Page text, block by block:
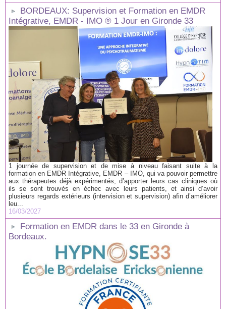
BORDEAUX: Supervision et Formation en EMDR
Intégrative, EMDR - IMO ® 1 Jour en Gironde 33
1 journée de supervision et de mise à niveau faisant suite à la
formation en EMDR Intégrative, EMDR – IMO, qui va pouvoir permettre
aux thérapeutes déjà expérimentés, d’apporter leurs cas cliniques où
ils se sont trouvés en échec avec leurs patients, et ainsi d’avoir
plusieurs regards extérieurs (intervision et supervision) afin d’améliorer
leu...
16/03/2027
Formation en EMDR dans le 33 en Gironde à
Bordeaux.